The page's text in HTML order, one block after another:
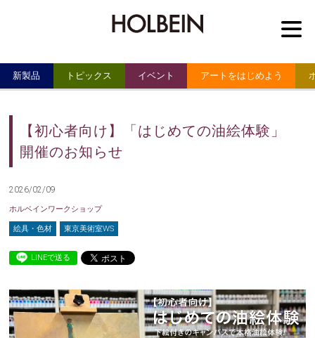
新製品 トピックス イベント アートをはじめよう
【初心者向け】「はじめての油絵体験」
開催のお知らせ
2026/02/09
ホルベインワークショップ
絵具・色材 東京美術室WS
LINEで送る